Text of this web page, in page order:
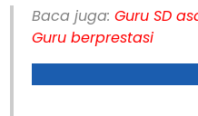
Baca juga: Guru SD
Guru berprestasi